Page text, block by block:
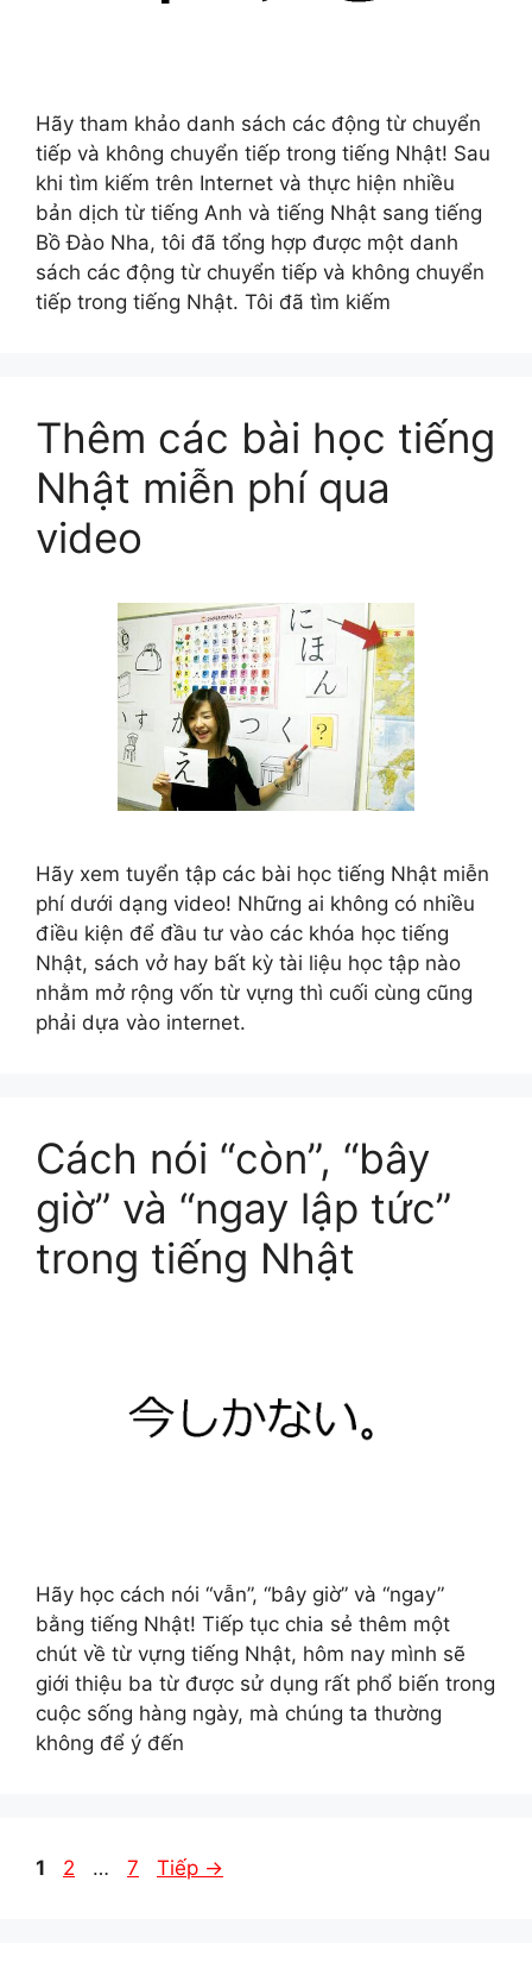
Hãy tham khảo danh sách các động từ chuyển
tiếp và không chuyển tiếp trong tiếng Nhật! Sau
khi tìm kiếm trên Internet và thực hiện nhiều
bản dịch từ tiếng Anh và tiếng Nhật sang tiếng
Bồ Đào Nha, tôi đã tổng hợp được một danh
sách các động từ chuyển tiếp và không chuyển
tiếp trong tiếng Nhật. Tôi đã tìm kiếm
Thêm các bài học tiếng
Nhật miễn phí qua
video
Hãy xem tuyển tập các bài học tiếng Nhật miễn
phí dưới dạng video! Những ai không có nhiều
điều kiện để đầu tư vào các khóa học tiếng
Nhật, sách vở hay bất kỳ tài liệu học tập nào
nhằm mở rộng vốn từ vựng thì cuối cùng cũng
phải dựa vào internet.
Cách nói “còn”, “bây
giờ” và “ngay lập tức”
trong tiếng Nhật
Hãy học cách nói “vẫn”, “bây giờ” và “ngay”
bằng tiếng Nhật! Tiếp tục chia sẻ thêm một
chút về từ vựng tiếng Nhật, hôm nay mình sẽ
giới thiệu ba từ được sử dụng rất phổ biến trong
cuộc sống hàng ngày, mà chúng ta thường
không để ý đến
Trang
1 Trang
2 … Trang
7 Tiếp →